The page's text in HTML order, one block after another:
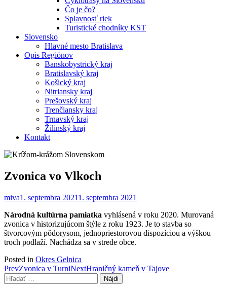
Čo je čo?
Splavnosť riek
Turistické chodníky KST
Slovensko
Hlavné mesto Bratislava
Opis Regiónov
Banskobystrický kraj
Bratislavský kraj
Košický kraj
Nitriansky kraj
Prešovský kraj
Trenčiansky kraj
Trnavský kraj
Žilinský kraj
Kontakt
Zvonica vo Vlkoch
miva1. septembra 20211. septembra 2021
Národná kultúrna pamiatka vyhlásená v roku 2020. Murovaná
zvonica v historizujúcom štýle z roku 1923. Je to stavba so
štvorcovým pôdorysom, jednopriestorovou dispozíciou a výškou
troch podlaží. Nachádza sa v strede obce.
Posted in Okres Gelnica
Post
navigation
PrevZvonica v TurniNextHraničný kameň v Tajove
Hľadať: